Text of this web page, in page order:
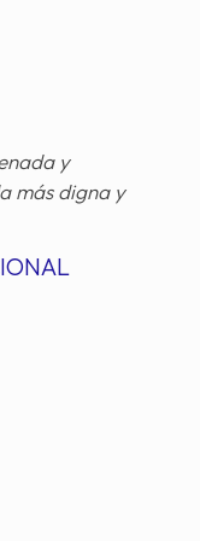
y
más digna y